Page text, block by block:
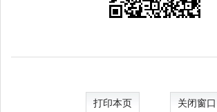
打印本页 关闭窗口